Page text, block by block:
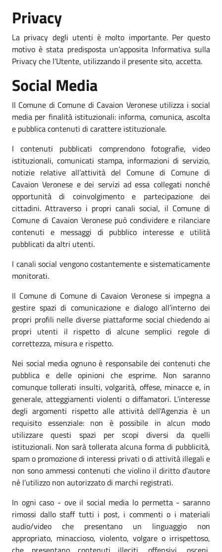
Privacy
La privacy degli utenti è molto importante. Per questo
motivo è stata predisposta un’apposita Informativa sulla
Privacy che l’Utente, utilizzando il presente sito, accetta.
Social Media
Il Comune di Comune di Cavaion Veronese utilizza i social
media per finalità istituzionali: informa, comunica, ascolta
e pubblica contenuti di carattere istituzionale.
I contenuti pubblicati comprendono fotografie, video
istituzionali, comunicati stampa, informazioni di servizio,
notizie relative all’attività del Comune di Comune di
Cavaion Veronese e dei servizi ad essa collegati nonché
opportunità di coinvolgimento e partecipazione dei
cittadini. Attraverso i propri canali social, il Comune di
Comune di Cavaion Veronese può condividere e rilanciare
contenuti e messaggi di pubblico interesse e utilità
pubblicati da altri utenti.
I canali social vengono costantemente e sistematicamente
monitorati.
Il Comune di Comune di Cavaion Veronese si impegna a
gestire spazi di comunicazione e dialogo all’interno dei
propri profili nelle diverse piattaforme social chiedendo ai
propri utenti il rispetto di alcune semplici regole di
correttezza, misura e rispetto.
Nei social media ognuno è responsabile dei contenuti che
pubblica e delle opinioni che esprime. Non saranno
comunque tollerati insulti, volgarità, offese, minacce e, in
generale, atteggiamenti violenti o diffamatori. L’interesse
degli argomenti rispetto alle attività dell'Agenzia è un
requisito essenziale: non è possibile in alcun modo
utilizzare questi spazi per scopi diversi da quelli
istituzionali. Non sarà tollerata alcuna forma di pubblicità,
spam o promozione di interessi privati o di attività illegali e
non sono ammessi contenuti che violino il diritto d’autore
né l’utilizzo non autorizzato di marchi registrati.
In ogni caso - ove il social media lo permetta - saranno
rimossi dallo staff tutti i post, i commenti o i materiali
audio/video che presentano un linguaggio non
appropriato, minaccioso, violento, volgare o irrispettoso,